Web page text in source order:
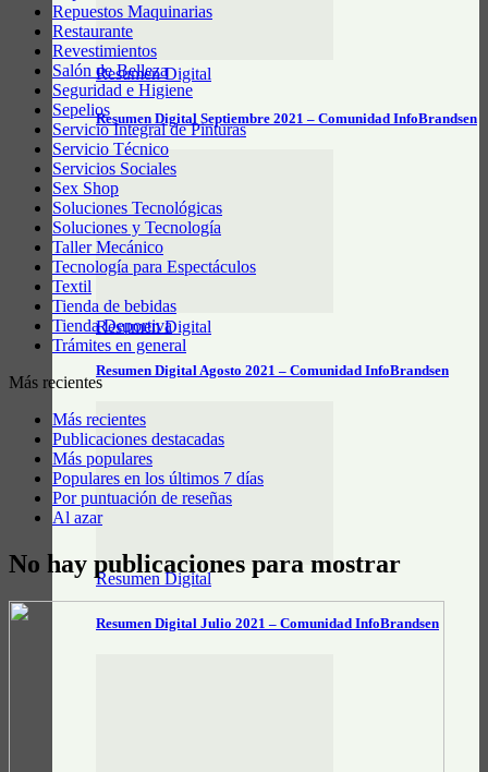
Resumen Digital
Resumen Digital Septiembre 2021 – Comunidad InfoBrandsen
Resumen Digital
Resumen Digital Agosto 2021 – Comunidad InfoBrandsen
Resumen Digital
Resumen Digital Julio 2021 – Comunidad InfoBrandsen
Repuestos Maquinarias
Restaurante
Revestimientos
Salón de Belleza
Seguridad e Higiene
Sepelios
Servicio Integral de Pinturas
Servicio Técnico
Servicios Sociales
Sex Shop
Soluciones Tecnológicas
Soluciones y Tecnología
Taller Mecánico
Tecnología para Espectáculos
Textil
Tienda de bebidas
Tienda Deportiva
Trámites en general
Más recientes
Más recientes
Publicaciones destacadas
Más populares
Populares en los últimos 7 días
Por puntuación de reseñas
Al azar
No hay publicaciones para mostrar